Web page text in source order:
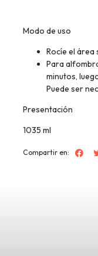
Modo de uso
Rocíe el área
Para
minutos,
Puede ser
Presentación
1035 ml
Compartir en: